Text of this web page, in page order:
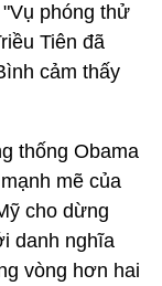
phóng thử
Tiên đã
cảm thấy
thống Obama
mẽ của
cho dừng
danh nghĩa
vòng hơn hai